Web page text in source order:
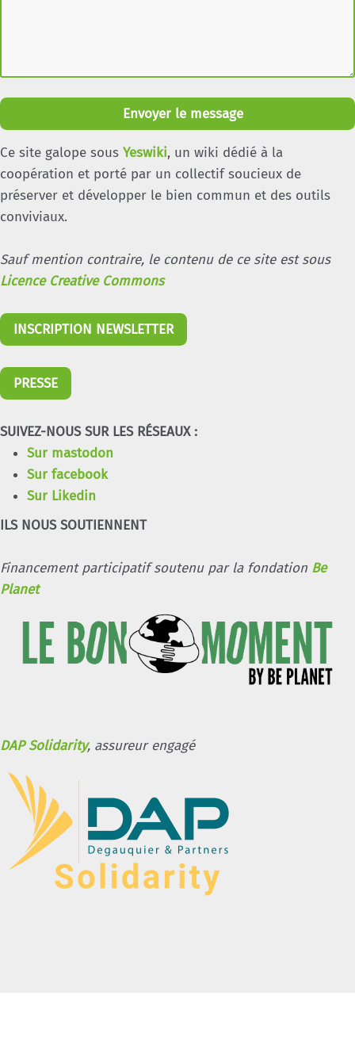
Envoyer le message
Ce site galope sous Yeswiki, un wiki dédié à la
coopération et porté par un collectif soucieux de
préserver et développer le bien commun et des outils
conviviaux.
Sauf mention contraire, le contenu de ce site est sous
Licence Creative Commons
INSCRIPTION NEWSLETTER
PRESSE
SUIVEZ-NOUS SUR LES RÉSEAUX :
Sur mastodon
Sur facebook
Sur Likedin
ILS NOUS SOUTIENNENT
Financement participatif soutenu par la fondation Be
Planet
DAP Solidarity, assureur engagé